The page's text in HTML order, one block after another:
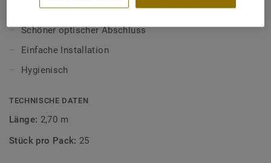
PVC Dichtungsprofile gibt es in folgenden
selbstklebendCAP3: zweiteilig
Schöner optischer Abschluss
Einfache Installation
Hygienisch
TECHNISCHE DATEN
Länge: 2,70 m
Stück pro Pack: 25